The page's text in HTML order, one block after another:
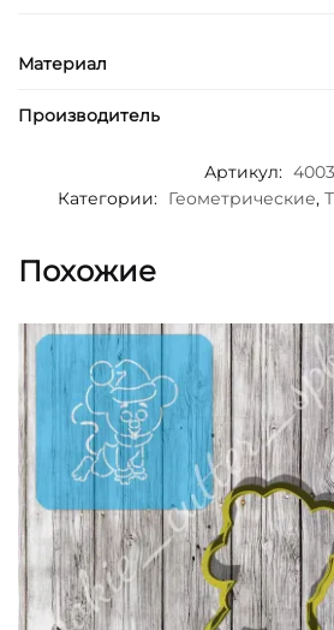
Материал
Производитель
Артикул: 4003
Категории: Геометрические,
Похожие